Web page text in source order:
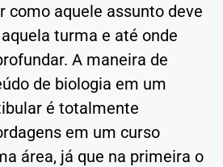
como aquele assunto deve
turma e até onde
A maneira de
de biologia em um
é totalmente
em um curso
área, já que na primeira o